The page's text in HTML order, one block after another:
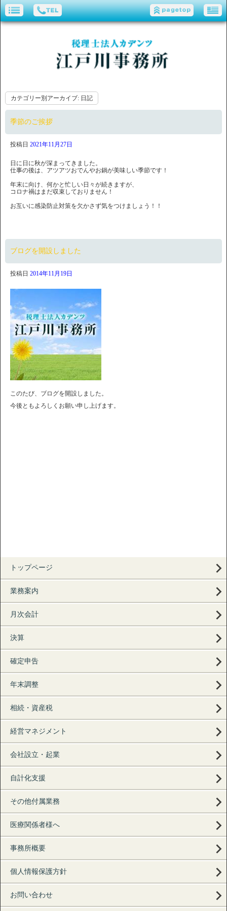
カテゴリー別アーカイブ: 日記
季節のご挨拶
投稿日 2021年11月27日
日に日に秋が深まってきました。
仕事の後は、アツアツおでんやお鍋が美味しい季節です！
年末に向け、何かと忙しい日々が続きますが、
コロナ禍はまだ収束しておりません！
お互いに感染防止対策を欠かさず気をつけましょう！！
ブログを開設しました
投稿日 2014年11月19日
このたび、ブログを開設しました。
今後ともよろしくお願い申し上げます。
トップページ
業務案内
月次会計
決算
確定申告
年末調整
相続・資産税
経営マネジメント
会社設立・起業
自計化支援
その他付属業務
医療関係者様へ
事務所概要
個人情報保護方針
お問い合わせ